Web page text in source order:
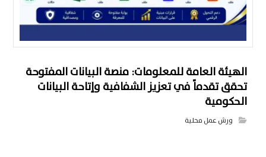
الهيئة العامة للمعلومات: منصة البيانات المفتوحة
تحقق تقدماً في تعزيز الشفافية وإتاحة البيانات
الحكومية
ورش عمل محلية